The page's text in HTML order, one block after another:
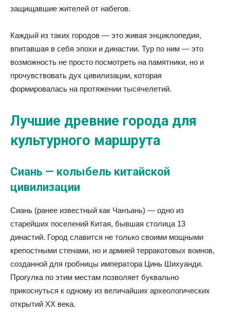
защищавшие жителей от набегов.
Каждый из таких городов — это живая энциклопедия,
впитавшая в себя эпохи и династии. Тур по ним — это
возможность не просто посмотреть на памятники, но и
прочувствовать дух цивилизации, которая
формировалась на протяжении тысячелетий.
Лучшие древние города для
культурного маршрута
Сиань — колыбель китайской
цивилизации
Сиань (ранее известный как Чанъань) — одно из
старейших поселений Китая, бывшая столица 13
династий. Город славится не только своими мощными
крепостными стенами, но и армией терракотовых воинов,
созданной для гробницы императора Цинь Шихуанди.
Прогулка по этим местам позволяет буквально
прикоснуться к одному из величайших археологических
открытий XX века.